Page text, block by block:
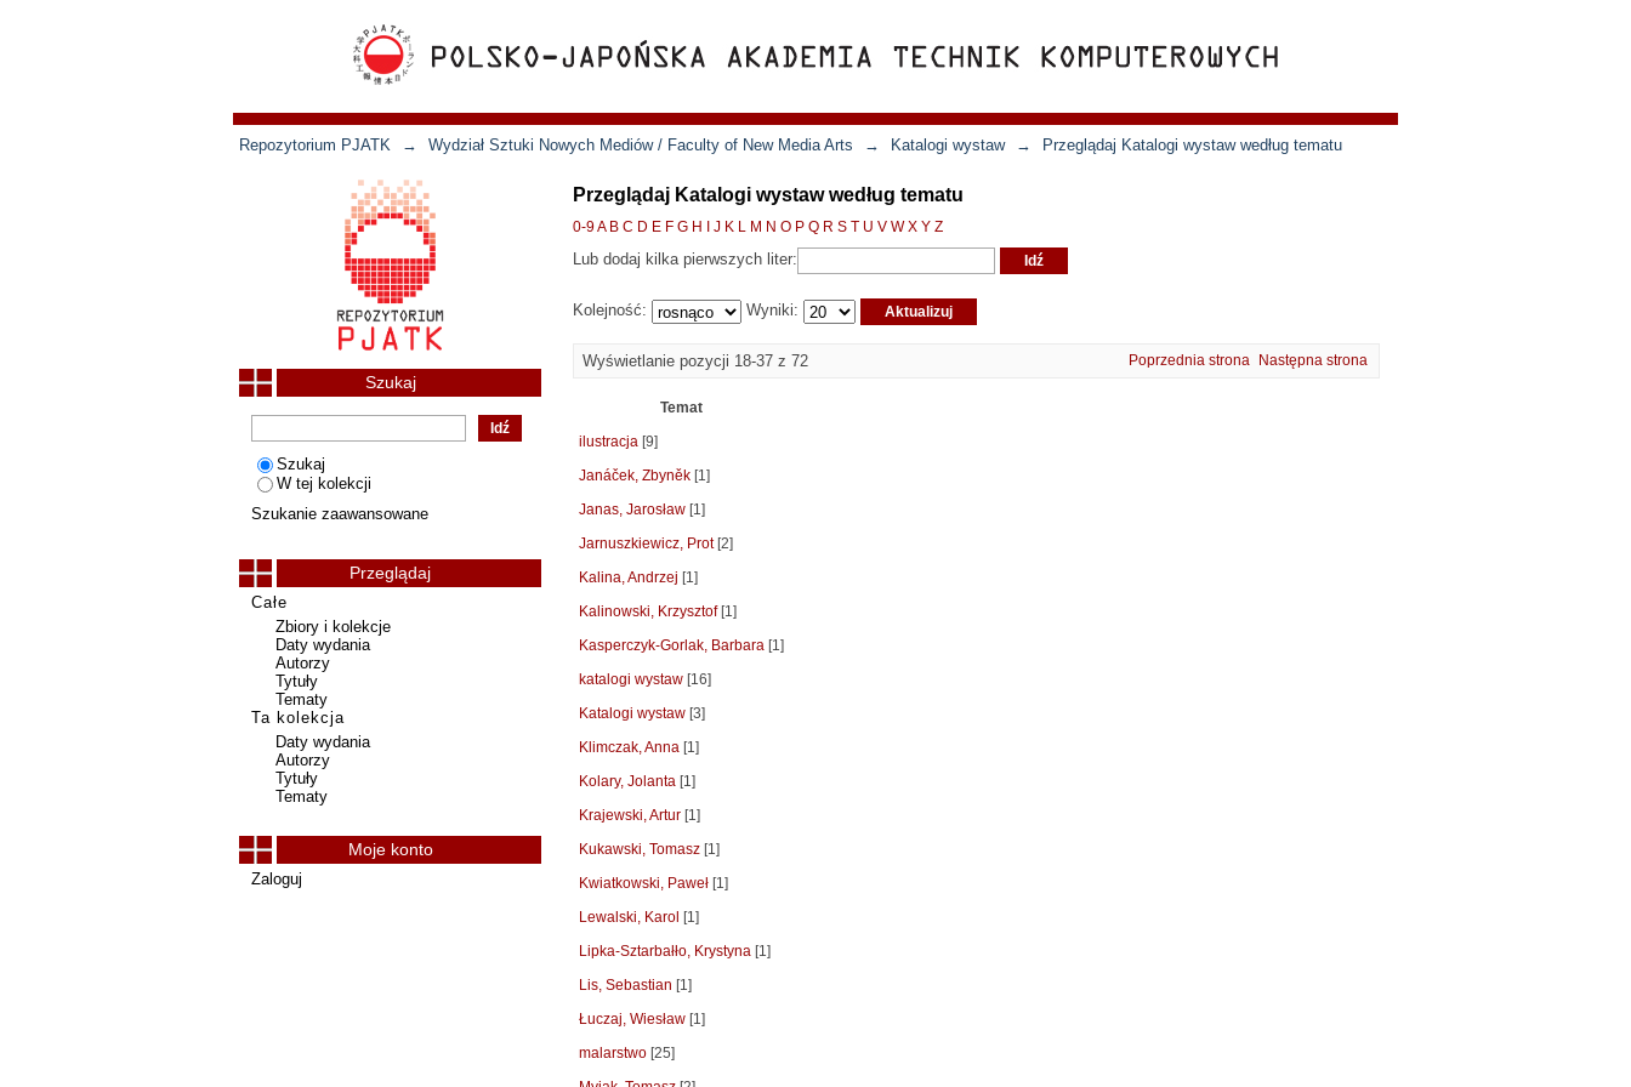
Repozytorium PJATK → Wydział Sztuki Nowych Mediów / Faculty of New Media Arts → Katalogi wystaw → Przeglądaj Katalogi wystaw według tematu
Przeglądaj Katalogi wystaw według tematu
0-9A B C D E F G H J K L M N O P Q R S T U V W X Y Z
Lub dodaj kilka pierwszych liter:
Kolejność: Wyniki:
Wyświetlanie pozycji 18-37 z 72 Poprzednia strona Następna strona
Temat
ilustracja [9]
Janáček, Zbyněk [1]
Janas, Jarosław [1]
Jarnuszkiewicz, Prot[2]
Kalina, Andrzej [1]
Kalinowski, Krzysztof[1]
Kasperczyk-Gorlak, Barbara [1]
katalogi wystaw [16]
Katalogi wystaw [3]
Klimczak, Anna [1]
Kolary, Jolanta [1]
Krajewski, Artur [1]
Kukawski, Tomasz [1]
Kwiatkowski, Paweł [1]
Lewalski, Karol [1]
Lipka-Sztarbałło, Krystyna [1]
Lis, Sebastian [1]
Łuczaj, Wiesław [1]
malarstwo [25]
Szukaj
Szukaj
W tej kolekcji
Szukanie zaawansowane
Przeglądaj
Całe
Zbiory i kolekcje
Daty wydania
Autorzy
Tytuły
Tematy
Ta kolekcja
Daty wydania
Autorzy
Tytuły
Tematy
Moje konto
Zaloguj